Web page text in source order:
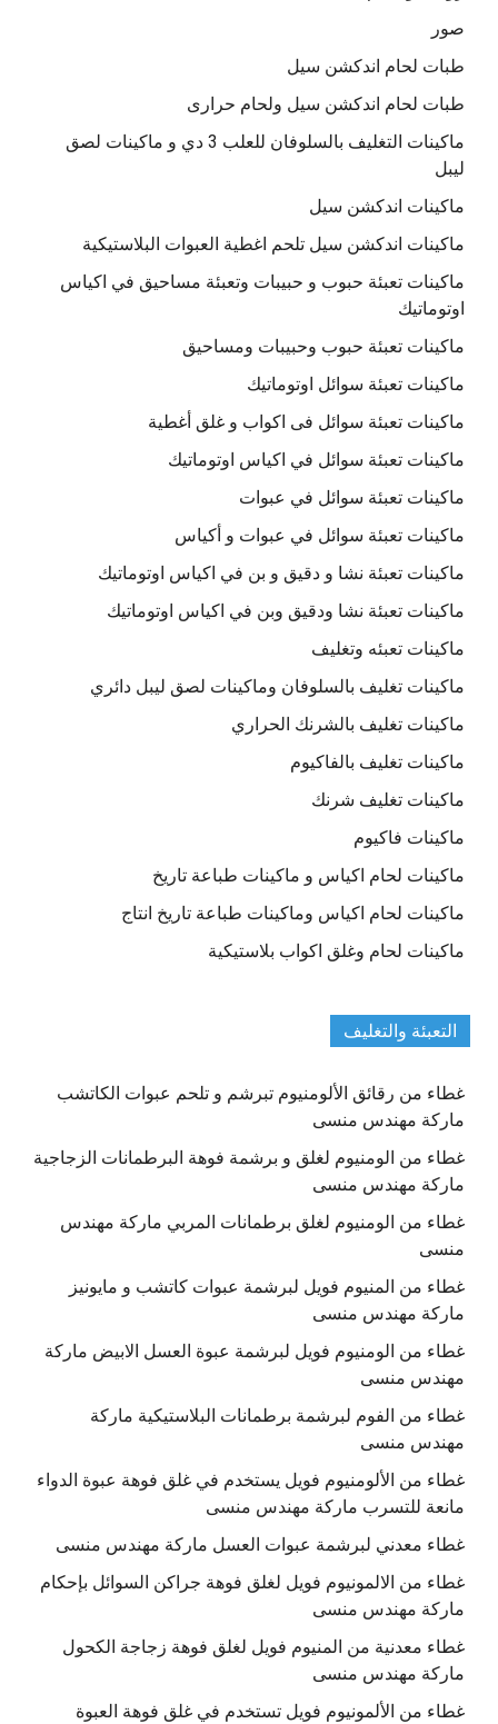
صور
طبات لحام اندكشن سيل
طبات لحام اندكشن سيل ولحام حرارى
ماكينات التغليف بالسلوفان للعلب 3 دي و ماكينات لصق
ليبل
ماكينات اندكشن سيل
ماكينات اندكشن سيل تلحم اغطية العبوات البلاستيكية
ماكينات تعبئة حبوب و حبيبات وتعبئة مساحيق في اكياس
اوتوماتيك
ماكينات تعبئة حبوب وحبيبات ومساحيق
ماكينات تعبئة سوائل اوتوماتيك
ماكينات تعبئة سوائل فى اكواب و غلق أغطية
ماكينات تعبئة سوائل في اكياس اوتوماتيك
ماكينات تعبئة سوائل في عبوات
ماكينات تعبئة سوائل في عبوات و أكياس
ماكينات تعبئة نشا و دقيق و بن في اكياس اوتوماتيك
ماكينات تعبئة نشا ودقيق وبن في اكياس اوتوماتيك
ماكينات تعبئه وتغليف
ماكينات تغليف بالسلوفان وماكينات لصق ليبل دائري
ماكينات تغليف بالشرنك الحراري
ماكينات تغليف بالفاكيوم
ماكينات تغليف شرنك
ماكينات فاكيوم
ماكينات لحام اكياس و ماكينات طباعة تاريخ
ماكينات لحام اكياس وماكينات طباعة تاريخ انتاج
ماكينات لحام وغلق اكواب بلاستيكية
التعبئة والتغليف
غطاء من رقائق الألومنيوم تبرشم و تلحم عبوات الكاتشب
ماركة مهندس منسى
غطاء من الومنيوم لغلق و برشمة فوهة البرطمانات الزجاجية
ماركة مهندس منسى
غطاء من الومنيوم لغلق برطمانات المربي ماركة مهندس
منسى
غطاء من المنيوم فويل لبرشمة عبوات كاتشب و مايونيز
ماركة مهندس منسى
غطاء من الومنيوم فويل لبرشمة عبوة العسل الابيض ماركة
مهندس منسى
غطاء من الفوم لبرشمة برطمانات البلاستيكية ماركة
مهندس منسى
غطاء من الألومنيوم فويل يستخدم في غلق فوهة عبوة الدواء
مانعة للتسرب ماركة مهندس منسى
غطاء معدني لبرشمة عبوات العسل ماركة مهندس منسى
غطاء من الالمونيوم فويل لغلق فوهة جراكن السوائل بإحكام
ماركة مهندس منسى
غطاء معدنية من المنيوم فويل لغلق فوهة زجاجة الكحول
ماركة مهندس منسى
غطاء من الألمونيوم فويل تستخدم في غلق فوهة العبوة